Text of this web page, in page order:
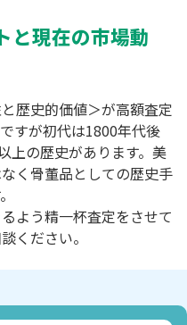
と現在の市場動
歴史的価値＞が高額査定
すが初代は1800年代後
上の歴史があります。美
く骨董品としての歴史手
よう精一杯査定をさせて
ください。